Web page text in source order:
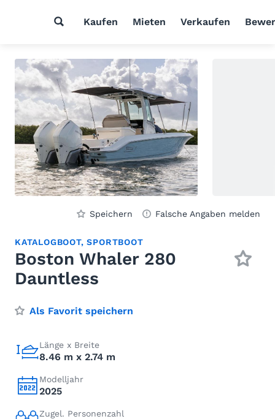
Kaufen Mieten Verkaufen
Speichern Falsche Angaben melden
KATALOGBOOT, SPORTBOOT
Boston Whaler 280
Dauntless
Als Favorit speichern
Länge x Breite
8.46 m x 2.74 m
Modelljahr
2025
Zugel. Personenzahl